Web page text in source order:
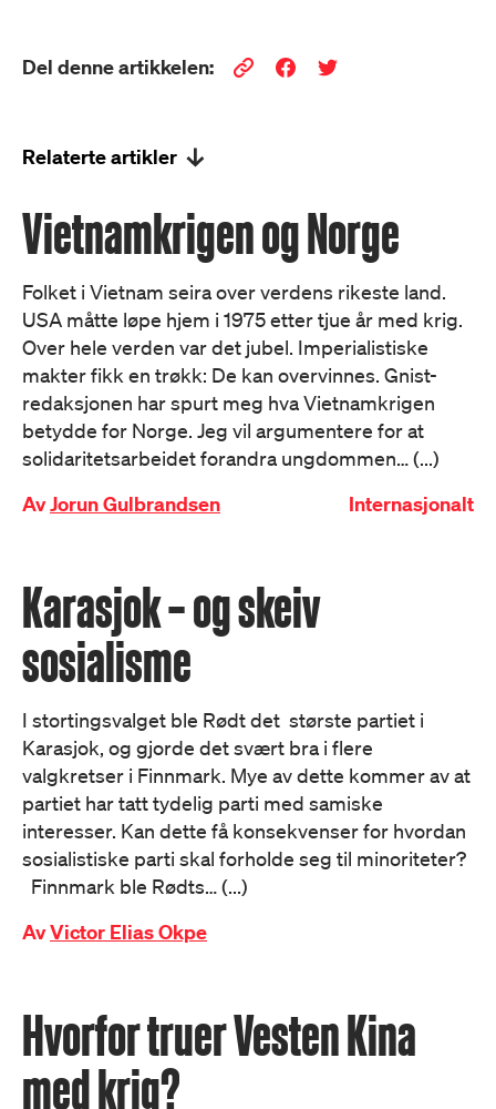
Del denne artikkelen:
Relaterte artikler
Vietnamkrigen og Norge
Folket i Vietnam seira over verdens rikeste land.
USA måtte løpe hjem i 1975 etter tjue år med krig.
Over hele verden var det jubel. Imperialistiske
makter fikk en trøkk: De kan overvinnes. Gnist-
redaksjonen har spurt meg hva Vietnamkrigen
betydde for Norge. Jeg vil argumentere for at
solidaritetsarbeidet forandra ungdommen… (...)
AvJorun Gulbrandsen Internasjonalt
Karasjok – og skeiv
sosialisme
I stortingsvalget ble Rødt det største partiet i
Karasjok, og gjorde det svært bra i flere
valgkretser i Finnmark. Mye av dette kommer av at
partiet har tatt tydelig parti med samiske
interesser. Kan dette få konsekvenser for hvordan
sosialistiske parti skal forholde seg til minoriteter?
Finnmark ble Rødts… (...)
AvVictor Elias Okpe
Hvorfor truer Vesten Kina
med krig?